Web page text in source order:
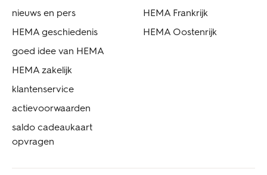
nieuws en pers
HEMA geschiedenis
goed idee van HEMA
HEMA zakelijk
klantenservice
actievoorwaarden
saldo cadeaukaart
opvragen
HEMA Frankrijk
HEMA Oostenrijk